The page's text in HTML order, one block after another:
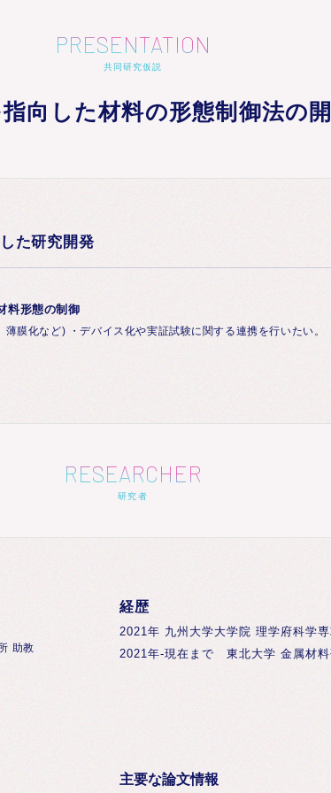
PRESENTATION
共同研究仮説
向した材料の形態制御法の
た研究開発
料形態の制御
膜化など) ・デバイス化や実証試験に関する連携を行いたい。
RESEARCHER
研究者
助教
経歴
2021年 九州大学大学院 理学府科学
2021年-現在まで 東北大学 金属材
主要な論文情報